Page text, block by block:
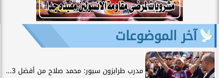
آخر الموضوعات
مدرب طرابزون سبور: محمد صلاح من أفضل 3...